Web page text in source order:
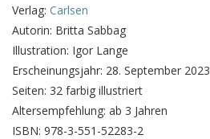
Verlag: Carlsen
Autorin: Britta Sabbag
Illustration: Igor Lange
Erscheinungsjahr: 28. September 2023
Seiten: 32 farbig illustriert
Altersempfehlung: ab 3 Jahren
ISBN: 978-3-551-52283-2